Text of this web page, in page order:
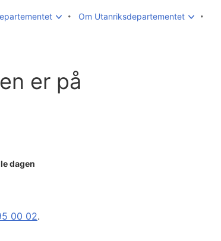
Om Utanriksdepartementet
er på
dagen
00 02.